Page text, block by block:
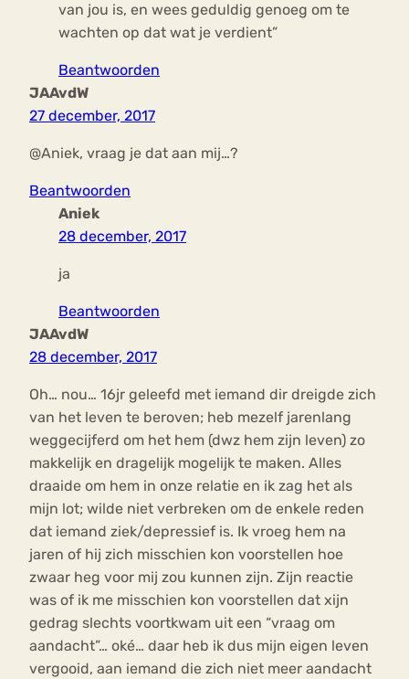
van jou is, en wees geduldig genoeg om te
wachten op dat wat je verdient”
Beantwoorden
JAAvdW
27 december, 2017
@Aniek, vraag je dat aan mij…?
Beantwoorden
Aniek
28 december, 2017
ja
Beantwoorden
JAAvdW
28 december, 2017
Oh… nou… 16jr geleefd met iemand dir dreigde zich
van het leven te beroven; heb mezelf jarenlang
weggecijferd om het hem (dwz hem zijn leven) zo
makkelijk en dragelijk mogelijk te maken. Alles
draaide om hem in onze relatie en ik zag het als
mijn lot; wilde niet verbreken om de enkele reden
dat iemand ziek/depressief is. Ik vroeg hem na
jaren of hij zich misschien kon voorstellen hoe
zwaar heg voor mij zou kunnen zijn. Zijn reactie
was of ik me misschien kon voorstellen dat xijn
gedrag slechts voortkwam uit een “vraag om
aandacht”… oké… daar heb ik dus mijn eigen leven
vergooid, aan iemand die zich niet meer aandacht